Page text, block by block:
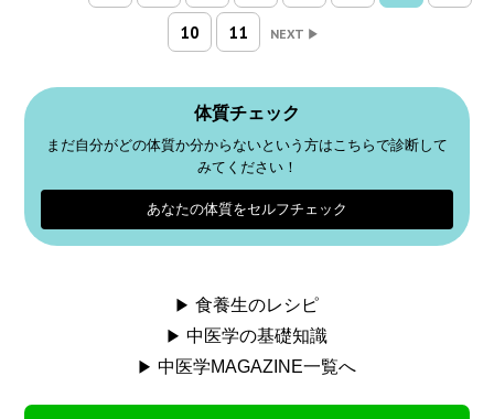
10 11 NEXT
体質チェック
まだ自分がどの体質か分からないという方はこちらで診断して
みてください！
あなたの体質をセルフチェック
食養生のレシピ
中医学の基礎知識
中医学MAGAZINE一覧へ